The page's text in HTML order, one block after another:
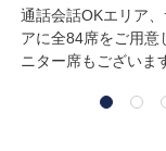
通話会話OKエリア
アに全84席をご用意
ニター席もございま